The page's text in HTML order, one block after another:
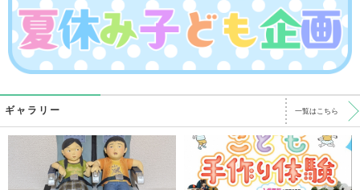
ギャラリー 一覧はこちら